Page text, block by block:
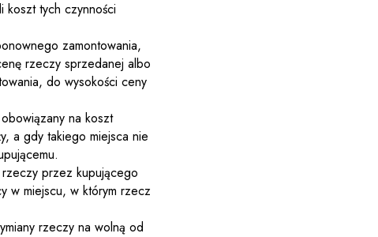
koszt tych czynności
zamontowania,
rzeczy sprzedanej albo
do wysokości ceny
na koszt
a gdy takiego miejsca nie
przez kupującego
w miejscu, w którym rzecz
rzeczy na wolną od